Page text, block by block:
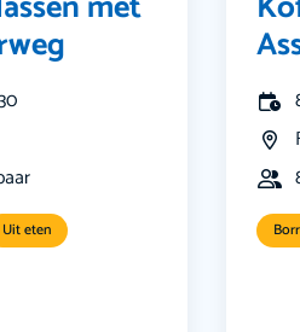
Uit eten